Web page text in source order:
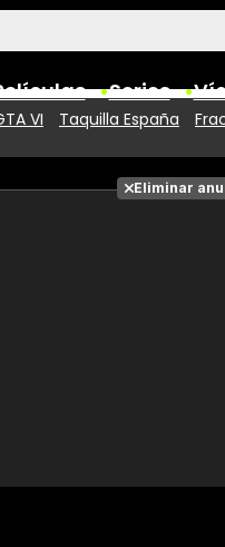
Series
VI Taquilla España
Eliminar